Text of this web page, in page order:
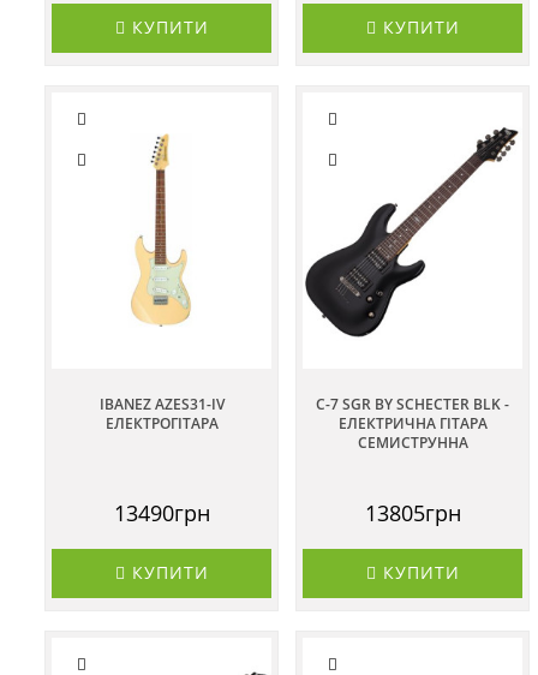
КУПИТИ КУПИТИ
IBANEZ AZES31-IV
ЕЛЕКТРОГІТАРА
13490грн
КУПИТИ
C-7 SGR BY SCHECTER BLK -
ЕЛЕКТРИЧНА ГІТАРА
СЕМИСТРУННА
13805грн
КУПИТИ